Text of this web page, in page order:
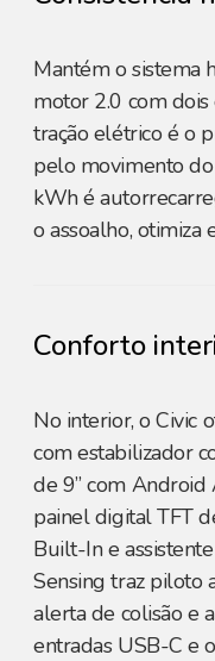
Mantém o sistema
motor 2.0 com
tração elétrico é o
pelo movimento
kWh é
o assoalho, otimiza
Conforto
No interior, o Civic
com estabilizador
de 9” com
painel digital TFT
Built-In e
Sensing traz piloto
alerta de colisão e
entradas USB-C e